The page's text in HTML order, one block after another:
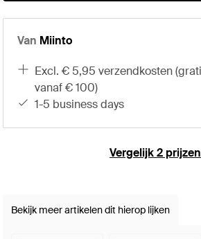
Van Miinto
excl. € 5,95 verzendkosten (gratis verzending
vanaf € 100)
1-5 business days
Vergelijk 2 prijzen
Bekijk meer artikelen dit hierop lijken